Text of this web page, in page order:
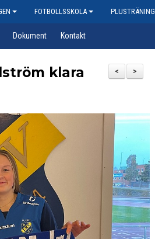
FOTBOLLSSKOLA PLUSTRÄNING
Dokument Kontakt
>
<
klara